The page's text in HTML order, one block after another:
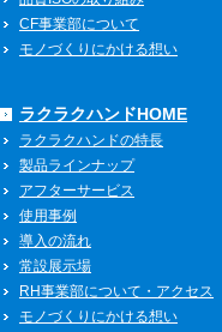
CF事業部について
モノづくりにかける想い
ラクラクハンドHOME
ラクラクハンドの特長
製品ラインナップ
アフターサービス
使用事例
導入の流れ
常設展示場
RH事業部について・アクセス
モノづくりにかける想い